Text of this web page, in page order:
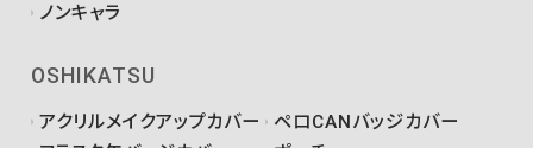
ノンキャラ
OSHIKATSU
アクリルメイクアップカバー
ペロCANバッジカバー